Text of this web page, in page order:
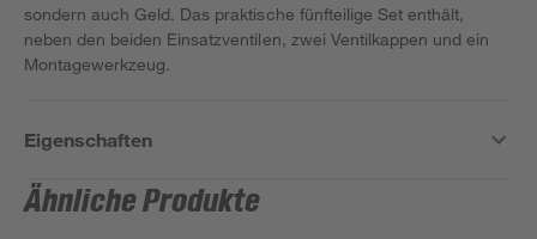
sondern auch Geld. Das praktische fünfteilige Set enthält,
neben den beiden Einsatzventilen, zwei Ventilkappen und ein
Montagewerkzeug.
Eigenschaften
Ähnliche Produkte